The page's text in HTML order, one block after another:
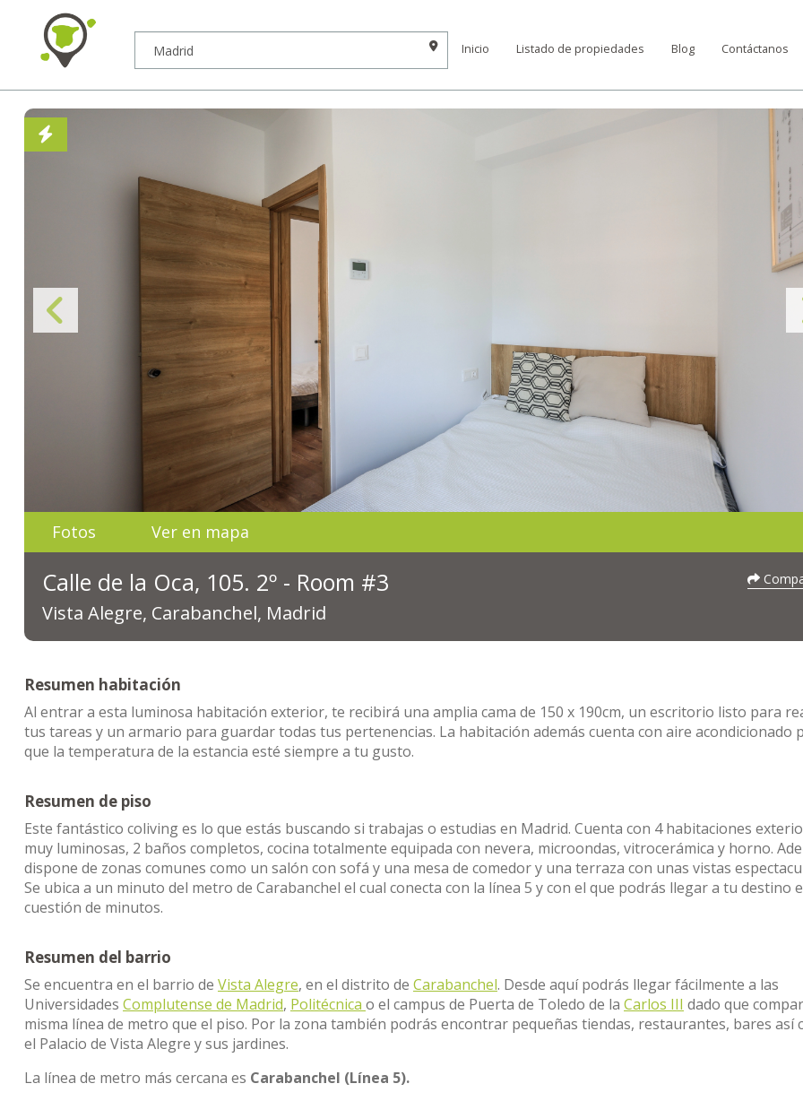
Inicio Listado de propiedades Blog Contáctanos
Fotos Ver en mapa
Calle de la Oca, 105. 2º - Room #3
Vista Alegre, Carabanchel, Madrid
Resumen habitación
Al entrar a esta luminosa habitación exterior, te recibirá una amplia cama de 150 x 190cm, un escritorio listo para
tus tareas y un armario para guardar todas tus pertenencias. La habitación además cuenta con aire acondicionado
que la temperatura de la estancia esté siempre a tu gusto.
Resumen de piso
Este fantástico coliving es lo que estás buscando si trabajas o estudias en Madrid. Cuenta con 4 habitaciones
muy luminosas, 2 baños completos, cocina totalmente equipada con nevera, microondas, vitrocerámica y horno.
dispone de zonas comunes como un salón con sofá y una mesa de comedor y una terraza con unas vistas
Se ubica a un minuto del metro de Carabanchel el cual conecta con la línea 5 y con el que podrás llegar a tu destino
cuestión de minutos.
Resumen del barrio
Se encuentra en el barrio de Vista Alegre, en el distrito de Carabanchel. Desde aquí podrás llegar fácilmente a las
Universidades Complutense de Madrid, Politécnica o el campus de Puerta de Toledo de la Carlos III dado que
misma línea de metro que el piso. Por la zona también podrás encontrar pequeñas tiendas, restaurantes, bares así
el Palacio de Vista Alegre y sus jardines.
La línea de metro más cercana es Carabanchel (Línea 5).